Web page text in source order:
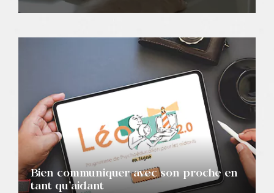
Bien communiquer avec son proche en
tant qu’aidant